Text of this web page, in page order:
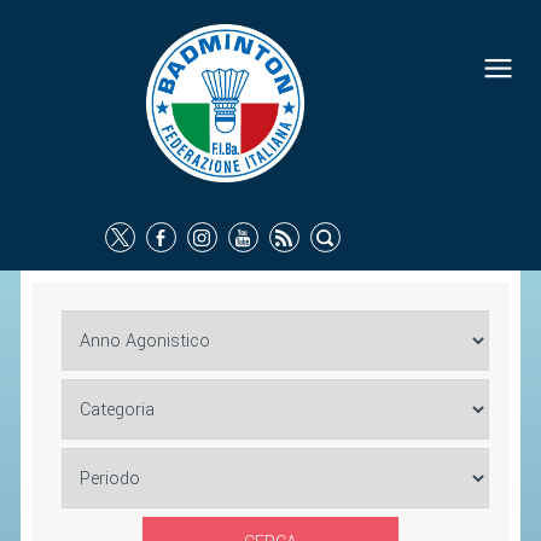
FEDERAZIONE
IDENTITÀ
COMMISSIONI FEDERALI
ORGANI TERRITORIALI
SOCIETÀ SPORTIVE
TUTELA DELLA SALUTE -
COMUNICAZIONE E MARKETING